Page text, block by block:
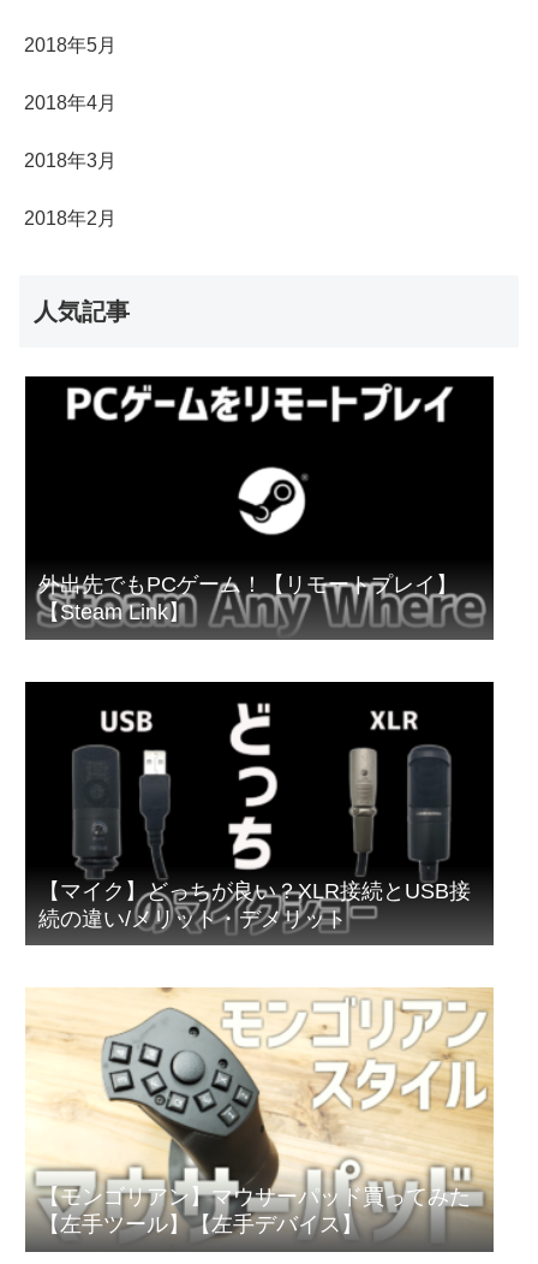
2018年5月
2018年4月
2018年3月
2018年2月
人気記事
外出先でもPCゲーム！【リモートプレイ】
【Steam Link】
【マイク】どっちが良い？XLR接続とUSB接
続の違い/メリット・デメリット
【モンゴリアン】マウサーパッド買ってみた
【左手ツール】【左手デバイス】